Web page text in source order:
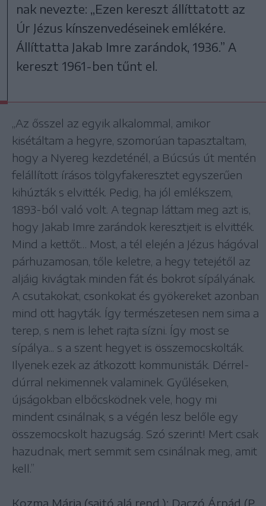
nak nevezte: „Ezen kereszt állíttatott az
Úr Jézus kínszenvedéseinek emlékére.
Állíttatta Jakab Imre zarándok, 1936.” A
kereszt 1961-ben tűnt el.
„Az ősszel az egyik alkalommal, amikor
kisétáltam a hegyre, szomorúan tapasztaltam,
hogy a Nyereg kezdeténél, a Búcsús út mentén
felállított írásos tölgyfakeresztet egyszerűen
kihúzták s elvitték. Pedig, ha jól emlékszem,
1893-ból való volt. A tegnap láttam meg azt is,
hogy Jakab Imre zarándok keresztjeit is elvitték.
Mind a kettőt… Most, a tél elején a Jézus hágóval
párhuzamosan, tőle keletre, a hegy tetejétől az
aljáig kivágtak minden fát és bokrot sípályának.
A csutakokat, csonkokat és gyökereket azonban
mind ott hagyták. Így természetesen nem sima a
terep, s nem is lehet rajta sízni. Így most se
sípálya... s a szent hegyet is összemocskolták.
Ilyenek ezek az átkozott kommunisták. Dérrel-
dúrral nekimennek valaminek. Gyűléseken,
újságokban elbőcsködnek vele, hogy mi
mindent csinálnak, s a végén lesz belőle egy
összemocskolt hazugság. Szó szerint! Mert csak
hazudnak, mert semmit sem csinálnak meg, amit
kell.”
Kozma Mária (sajtó alá rend.): Daczó Árpád (P.